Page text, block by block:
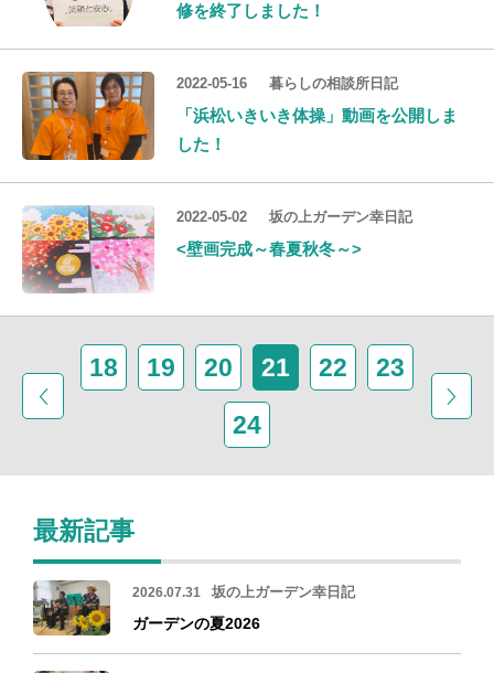
修を終了しました！
2022-05-16 暮らしの相談所日記
「浜松いきいき体操」動画を公開しま
した！
2022-05-02 坂の上ガーデン幸日記
<壁画完成～春夏秋冬～>
18 19 20 21 22
23
24
最新記事
2026.07.31 坂の上ガーデン幸日記
ガーデンの夏2026